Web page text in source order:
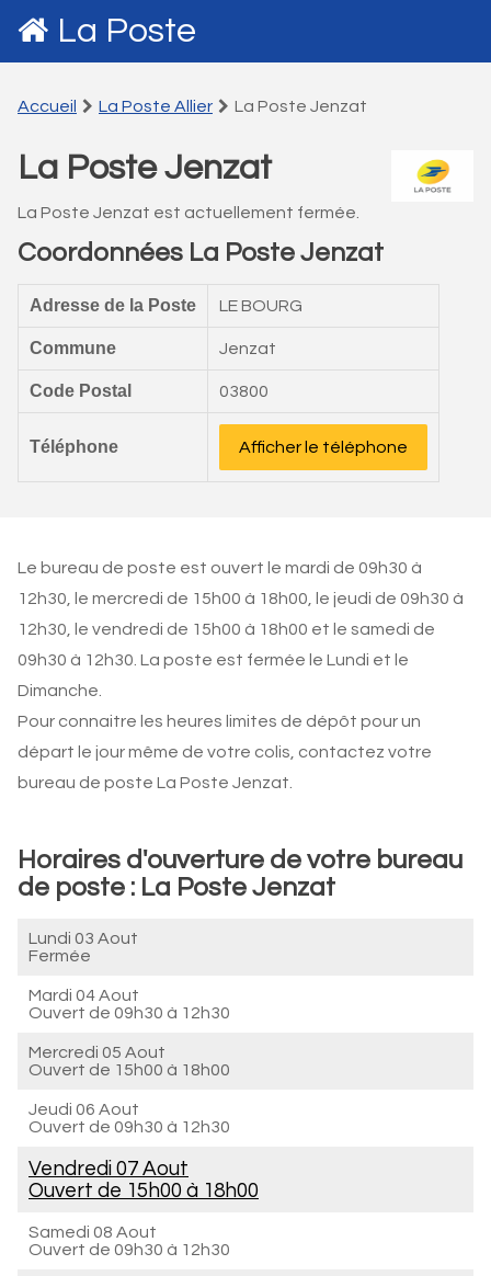
La Poste
Accueil La Poste Allier La Poste Jenzat
La Poste Jenzat
La Poste Jenzat est actuellement fermée.
Coordonnées La Poste Jenzat
Adresse de la Poste LE BOURG
Commune Jenzat
Code Postal 03800
Téléphone Afficher le téléphone
Le bureau de poste est ouvert le mardi de 09h30 à
12h30, le mercredi de 15h00 à 18h00, le jeudi de 09h30 à
12h30, le vendredi de 15h00 à 18h00 et le samedi de
09h30 à 12h30. La poste est fermée le Lundi et le
Dimanche.
Pour connaitre les heures limites de dépôt pour un
départ le jour même de votre colis, contactez votre
bureau de poste La Poste Jenzat.
Horaires d'ouverture de votre bureau
de poste : La Poste Jenzat
Lundi 03 Aout
Fermée
Mardi 04 Aout
Ouvert de 09h30 à 12h30
Mercredi 05 Aout
Ouvert de 15h00 à 18h00
Jeudi 06 Aout
Ouvert de 09h30 à 12h30
Vendredi 07 Aout
Ouvert de 15h00 à 18h00
Samedi 08 Aout
Ouvert de 09h30 à 12h30